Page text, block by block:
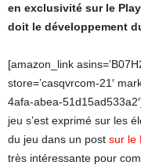
en exclusivité sur le
doit le développement
[amazon_link
store=’casqvrcom-21′
4afa-abea-
jeu s’est exprimé sur les
du jeu dans un post sur le
très intéressante pour